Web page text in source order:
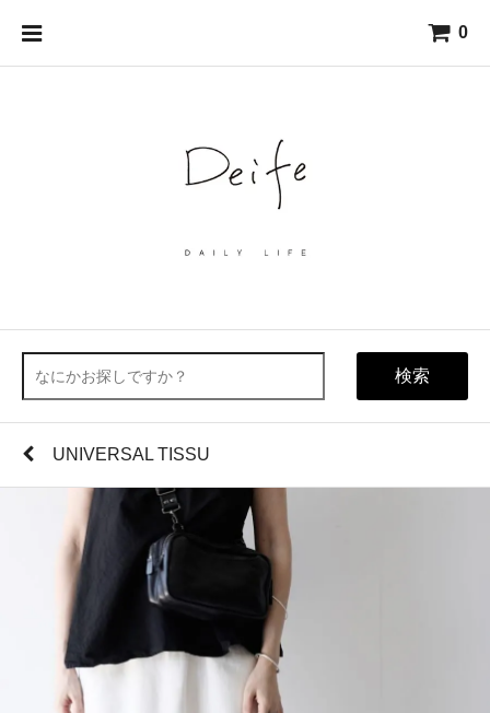
0
検索
UNIVERSAL TISSU